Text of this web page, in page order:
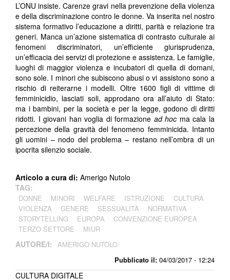
Pubblicato il: 04/03/2017 - 12:24
L’ONU insiste. Carenze gravi nella prevenzione della violenza
e della discriminazione contro le donne. Va inserita nel nostro
sistema formativo l’educazione a diritti, parità e relazione tra
generi. Manca un’azione sistematica di contrasto culturale ai
fenomeni discriminatori, un’efficiente giurisprudenza,
un’efficacia dei servizi di protezione e assistenza. Le famiglie,
luoghi di maggior violenza e incubatori di quella di domani,
sono sole. I minori che subiscono abusi o vi assistono sono a
rischio di reiterarne i modelli. Oltre 1600 figli di vittime di
femminicidio, lasciati soli, approdano ora all’aiuto di Stato:
ma i bambini, per la società e per la legge, godono di diritti
ridotti. I giovani han voglia di formazione ad hoc ma cala la
percezione della gravità del fenomeno femminicida. Intanto
gli uomini – nodo del problema – restano nell’ombra di un
ipocrita silenzio sociale.
Articolo a cura di: Amerigo Nutolo
TAG:
DONNE MINORI WELFARE ISTRUZIONE
CULTURA
VIOLENZA
GENERE SESSUALITÀ
NORMATIVA
STORYTELLING
EUROPA
CONVENZIONE EUROPEA
TERZO SETTORE
MIUR
AUTORE/I: AMERIGO NUTOLO
CULTURA DIGITALE